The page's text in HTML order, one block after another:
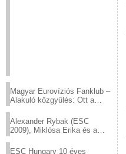
Magyar Eurovíziós Fanklub –
Alakuló közgyűlés: Ott a
Alexander Rybak (ESC
2009), Miklósa Erika és a
sztárjai a Margitszigeten
ESC Hungary 10 éves